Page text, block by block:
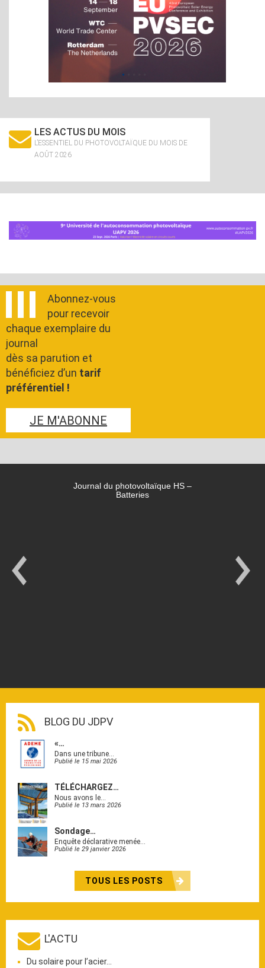
LES ACTUS DU MOIS
L’ESSENTIEL DU PHOTOVOLTAÏQUE DU MOIS DE
AOÛT 2026
Abonnez-vous
pour recevoir
chaque exemplaire du
journal
dès sa parution et
bénéficiez d’un tarif
préférentiel !
JE M'ABONNE
Journal du photovoltaïque HS –
Batteries
BLOG DU JDPV
«…
Dans une tribune…
Publié le 15 mai 2026
TÉLÉCHARGEZ…
Nous avons le…
Publié le 13 mars 2026
Sondage…
Enquête déclarative menée…
Publié le 29 janvier 2026
TOUS LES POSTS
L'ACTU
Du solaire pour l’acier…